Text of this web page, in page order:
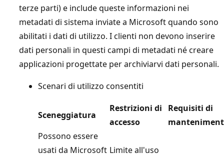
terze parti) e include queste informazioni nei
metadati di sistema inviate a Microsoft quando sono
abilitati i dati di utilizzo. I clienti non devono inserire
dati personali in questi campi di metadati né creare
applicazioni progettate per archiviarvi dati personali.
Scenari di utilizzo consentiti
Sceneggiatura
Restrizioni di
accesso
Requisiti di
Possono essere
usati da Microsoft Limite all'uso